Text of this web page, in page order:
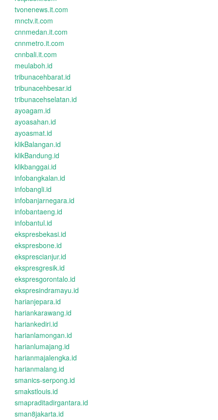
tvonenews.it.com
mnctv.it.com
cnnmedan.it.com
cnnmetro.it.com
cnnbali.it.com
meulaboh.id
tribunacehbarat.id
tribunacehbesar.id
tribunacehselatan.id
ayoagam.id
ayoasahan.id
ayoasmat.id
klikBalangan.id
klikBandung.id
klikbanggai.id
infobangkalan.id
infobangli.id
infobanjarnegara.id
infobantaeng.id
infobantul.id
ekspresbekasi.id
ekspresbone.id
eksprescianjur.id
ekspresgresik.id
ekspresgorontalo.id
ekspresindramayu.id
harianjepara.id
hariankarawang.id
hariankediri.id
harianlamongan.id
harianlumajang.id
harianmajalengka.id
harianmalang.id
smanics-serpong.id
smakstlouis.id
smapraditadirgantara.id
sman8jakarta.id